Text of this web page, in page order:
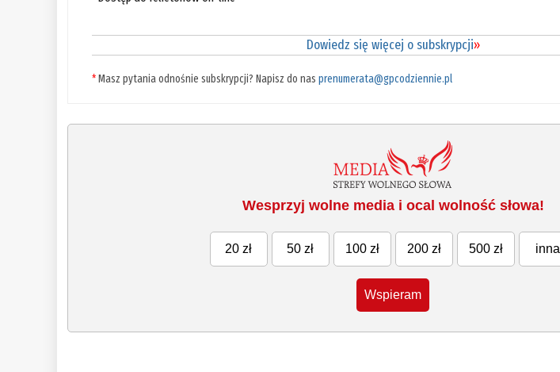
Dowiedz się więcej o subskrypcji»
*Masz pytania odnośnie subskrypcji? Napisz do nasprenumerata@gpcodziennie.pl
Wesprzyj wolne media i ocal wolność słowa!
20 zł 50 zł 100 zł 200 zł 500 zł inna
Wspieram